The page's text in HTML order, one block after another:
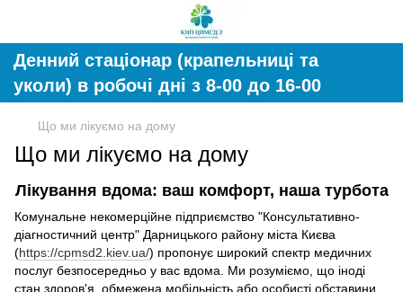
Денний стаціонар (крапельниці та
уколи) в робочі дні з 8-00 до 16-00
Що ми лікуємо на дому
Що ми лікуємо на дому
Лікування вдома: ваш комфорт, наша турбота
Комунальне некомерційне підприємство "Консультативно-
діагностичний центр" Дарницького району міста Києва
(https://cpmsd2.kiev.ua/) пропонує широкий спектр медичних
послуг безпосередньо у вас вдома. Ми розуміємо, що іноді
стан здоров'я, обмежена мобільність або особисті обставини